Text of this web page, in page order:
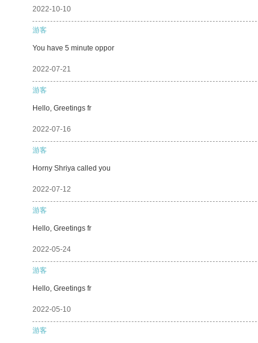
2022-10-10
游客
You have 5 minute oppor
2022-07-21
游客
Hello, Greetings fr
2022-07-16
游客
Horny Shriya called you
2022-07-12
游客
Hello, Greetings fr
2022-05-24
游客
Hello, Greetings fr
2022-05-10
游客